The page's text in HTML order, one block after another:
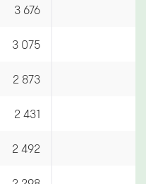
3 676
3 075
2 873
2 431
2 492